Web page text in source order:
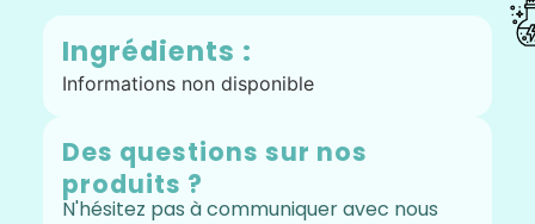
Ingrédients :
Informations non disponible
Des questions sur nos
produits ?
N'hésitez pas à communiquer avec nous